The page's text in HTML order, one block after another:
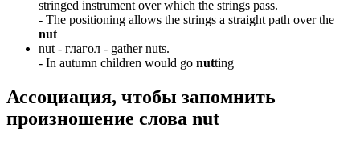
stringed instrument over which the strings pass.
- The positioning allows the strings a straight path over the
nut
nut - глагол - gather nuts.
- In autumn children would go nutting
Ассоциация, чтобы запомнить
произношение слова nut